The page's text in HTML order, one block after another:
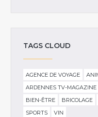
TAGS CLOUD
AGENCE DE VOYAGE
ARDENNES TV-MAGAZINE
BIEN-ÊTRE
BRICOLAGE
SPORTS
VIN